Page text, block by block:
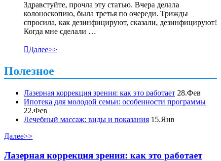
Здравстуйте, прочла эту статью. Вчера делала
колоноскопию, была третья по очереди. Трижды
спросила, как дезинфицируют, сказали, дезинфицируют!
Когда мне сделали …
Далее>>
Полезное
Лазерная коррекция зрения: как это работает 28.Фев
Ипотека для молодой семьи: особенности программы
22.Фев
Лечебный массаж: виды и показания 15.Янв
Далее>>
Лазерная коррекция зрения: как это работает